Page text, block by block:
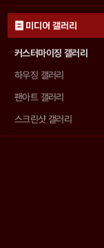
미디어 갤러리
커스터마이징 갤러리
하우징 갤러리
팬아트 갤러리
스크린샷 갤러리